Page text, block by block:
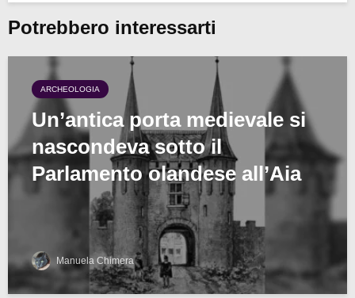
Potrebbero interessarti
ARCHEOLOGIA
Un’antica porta medievale si
nascondeva sotto il
Parlamento olandese all’Aia
Manuela Chimera